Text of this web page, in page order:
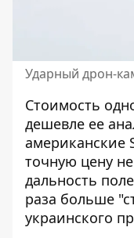
Ударный дрон-
Стоимость
дешевле ее
американские
точную цену
дальность
раза больше
украинского